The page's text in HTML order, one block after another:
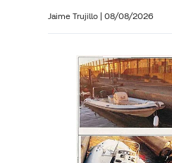
Jaime Trujillo | 08/08/2026